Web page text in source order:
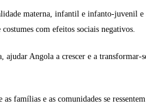
materna, infantil e infanto-juvenil e
com efeitos sociais negativos.
ajudar Angola a crescer e a transformar-
famílias e as comunidades se